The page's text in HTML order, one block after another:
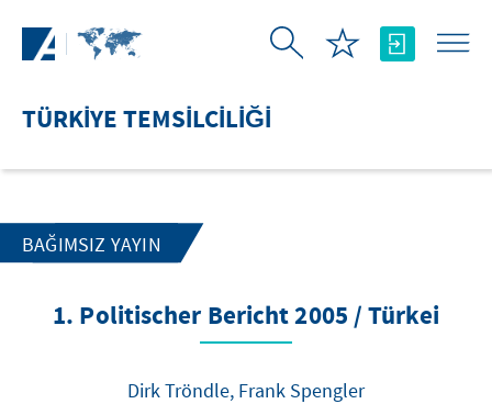
TÜRKIYE TEMSILCILIĞI
BAĞIMSIZ YAYIN
1. Politischer Bericht 2005 / Türkei
Dirk Tröndle, Frank Spengler